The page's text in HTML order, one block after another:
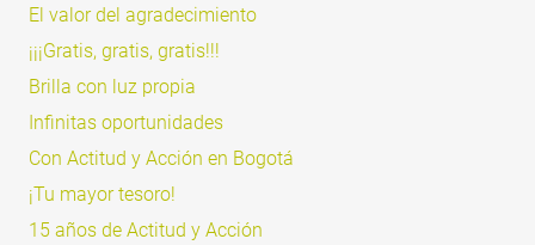
El valor del agradecimiento
¡¡¡Gratis, gratis, gratis!!!
Brilla con luz propia
Infinitas oportunidades
Con Actitud y Acción en Bogotá
¡Tu mayor tesoro!
15 años de Actitud y Acción